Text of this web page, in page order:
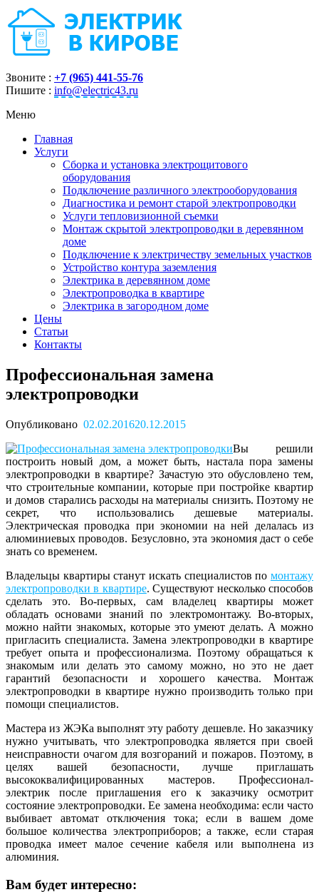
Звоните : +7 (965) 441-55-76
Пишите : info@electric43.ru
Меню
Главная
Услуги
Сборка и установка электрощитового
оборудования
Подключение различного электрооборудования
Диагностика и ремонт старой электропроводки
Услуги тепловизионной съемки
Монтаж скрытой электропроводки в деревянном
доме
Подключение к электричеству земельных участков
Устройство контура заземления
Электрика в деревянном доме
Электропроводка в квартире
Электрика в загородном доме
Цены
Статьи
Контакты
Профессиональная замена
электропроводки
Опубликовано 02.02.201620.12.2015
Вы решили
построить новый дом, а может быть, настала пора замены
электропроводки в квартире? Зачастую это обусловлено тем,
что строительные компании, которые при постройке квартир
и домов старались расходы на материалы снизить. Поэтому не
секрет, что использовались дешевые материалы.
Электрическая проводка при экономии на ней делалась из
алюминиевых проводов. Безусловно, эта экономия даст о себе
знать со временем.
Владельцы квартиры станут искать специалистов по монтажу
электропроводки в квартире. Существуют несколько способов
сделать это. Во-первых, сам владелец квартиры может
обладать основами знаний по электромонтажу. Во-вторых,
можно найти знакомых, которые это умеют делать. А можно
пригласить специалиста. Замена электропроводки в квартире
требует опыта и профессионализма. Поэтому обращаться к
знакомым или делать это самому можно, но это не дает
гарантий безопасности и хорошего качества. Монтаж
электропроводки в квартире нужно производить только при
помощи специалистов.
Мастера из ЖЭКа выполнят эту работу дешевле. Но заказчику
нужно учитывать, что электропроводка является при своей
неисправности очагом для возгораний и пожаров. Поэтому, в
целях вашей безопасности, лучше приглашать
высококвалифицированных мастеров. Профессионал-
электрик после приглашения его к заказчику осмотрит
состояние электропроводки. Ее замена необходима: если часто
выбивает автомат отключения тока; если в вашем доме
большое количества электроприборов; а также, если старая
проводка имеет малое сечение кабеля или выполнена из
алюминия.
Вам будет интересно: